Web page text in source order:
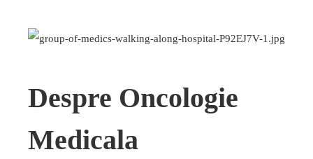
Despre Oncologie
Medicala